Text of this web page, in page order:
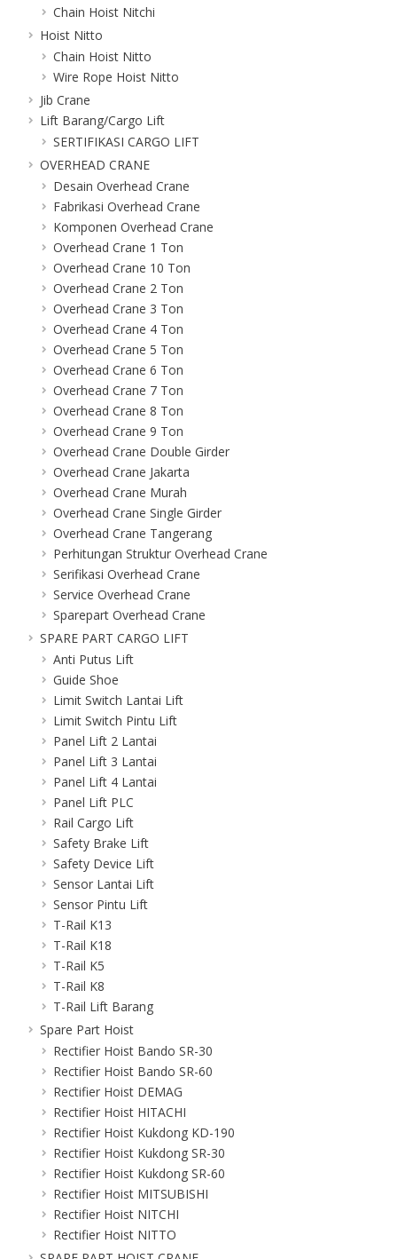
Chain Hoist Nitchi
Hoist Nitto
Chain Hoist Nitto
Wire Rope Hoist Nitto
Jib Crane
Lift Barang/Cargo Lift
SERTIFIKASI CARGO LIFT
OVERHEAD CRANE
Desain Overhead Crane
Fabrikasi Overhead Crane
Komponen Overhead Crane
Overhead Crane 1 Ton
Overhead Crane 10 Ton
Overhead Crane 2 Ton
Overhead Crane 3 Ton
Overhead Crane 4 Ton
Overhead Crane 5 Ton
Overhead Crane 6 Ton
Overhead Crane 7 Ton
Overhead Crane 8 Ton
Overhead Crane 9 Ton
Overhead Crane Double Girder
Overhead Crane Jakarta
Overhead Crane Murah
Overhead Crane Single Girder
Overhead Crane Tangerang
Perhitungan Struktur Overhead Crane
Serifikasi Overhead Crane
Service Overhead Crane
Sparepart Overhead Crane
SPARE PART CARGO LIFT
Anti Putus Lift
Guide Shoe
Limit Switch Lantai Lift
Limit Switch Pintu Lift
Panel Lift 2 Lantai
Panel Lift 3 Lantai
Panel Lift 4 Lantai
Panel Lift PLC
Rail Cargo Lift
Safety Brake Lift
Safety Device Lift
Sensor Lantai Lift
Sensor Pintu Lift
T-Rail K13
T-Rail K18
T-Rail K5
T-Rail K8
T-Rail Lift Barang
Spare Part Hoist
Rectifier Hoist Bando SR-30
Rectifier Hoist Bando SR-60
Rectifier Hoist DEMAG
Rectifier Hoist HITACHI
Rectifier Hoist Kukdong KD-190
Rectifier Hoist Kukdong SR-30
Rectifier Hoist Kukdong SR-60
Rectifier Hoist MITSUBISHI
Rectifier Hoist NITCHI
Rectifier Hoist NITTO